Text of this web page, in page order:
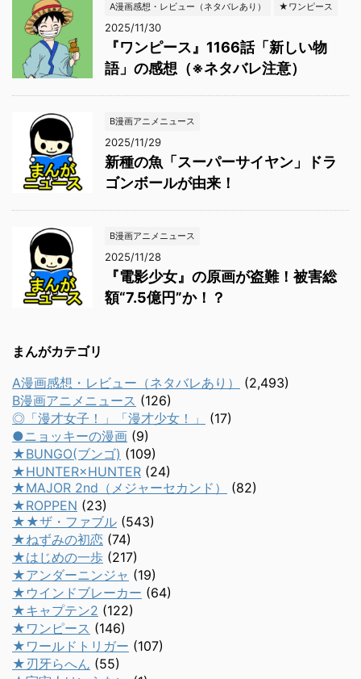
A漫画感想・レビュー（ネタバレあり） ★ワンピース
2025/11/30
『ワンピース』1166話「新しい物
語」の感想（※ネタバレ注意）
B漫画アニメニュース
2025/11/29
新種の魚「スーパーサイヤン」ドラ
ゴンボールが由来！
B漫画アニメニュース
2025/11/28
『電影少女』の原画が盗難！被害総
額“7.5億円”か！？
まんがカテゴリ
A漫画感想・レビュー（ネタバレあり）
(2,493)
B漫画アニメニュース (126)
◎「漫才女子！」「漫才少女！」
(17)
●ニョッキーの漫画 (9)
★BUNGO(ブンゴ) (109)
★HUNTER×HUNTER (24)
★MAJOR 2nd（メジャーセカンド）
(82)
★ROPPEN (23)
★★ザ・ファブル (543)
★ねずみの初恋 (74)
★はじめの一歩 (217)
★アンダーニンジャ (19)
★ウインドブレーカー (64)
★キャプテン2 (122)
★ワンピース (146)
★ワールドトリガー (107)
★刃牙らへん (55)